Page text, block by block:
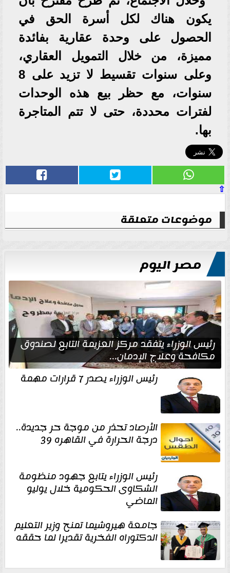
يكون هناك لكل أسرة الحق في
الحصول على وحدة عقارية بفائدة
مميزة، من خلال التمويل العقاري،
وعلى سنوات تقسيط لا تزيد على 8
سنوات، مع حظر بيع هذه الوحدات
لفترات محددة، حتى لا تتم المتاجرة
بها.
⇧
موضوعات متعلقة
مصر اليوم
رئيس الوزراء يتفقد مركز العزيمة التابع لصندوق
مكافحة وعلاج الإدمان...
رئيس الوزراء يصدر 7 قرارات مهمة
الأرصاد تحذر من موجة حر جديدة..
درجة الحرارة في القاهره 39
رئيس الوزراء يتابع جهود منظومة
الشكاوى الحكومية خلال يوليو
الماضي
جامعة هيروشيما تمنح وزير التعليم
الدكتوراه الفخرية تقديرا لما حققه